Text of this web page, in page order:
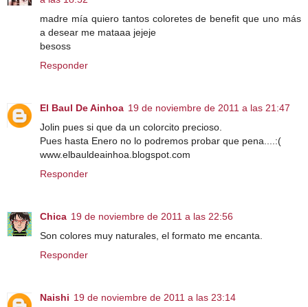
madre mía quiero tantos coloretes de benefit que uno más
a desear me mataaa jejeje
besoss
Responder
El Baul De Ainhoa 19 de noviembre de 2011 a las 21:47
Jolin pues si que da un colorcito precioso.
Pues hasta Enero no lo podremos probar que pena....:(
www.elbauldeainhoa.blogspot.com
Responder
Chica 19 de noviembre de 2011 a las 22:56
Son colores muy naturales, el formato me encanta.
Responder
Naishi 19 de noviembre de 2011 a las 23:14